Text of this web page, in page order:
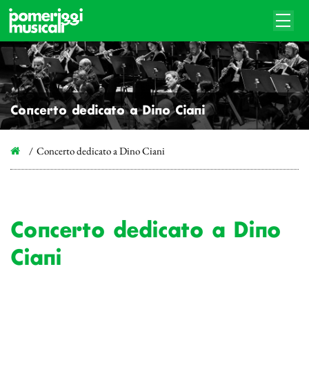
Concerto dedicato a Dino Ciani
Concerto dedicato a Dino Ciani
Concerto dedicato a Dino
Ciani